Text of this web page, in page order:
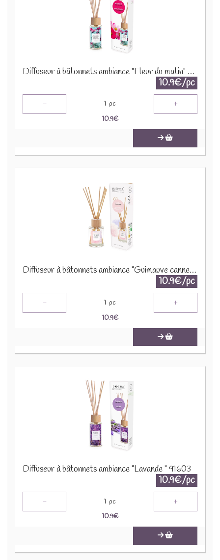
Diffuseur à bâtonnets ambiance "Fleur du matin" 91447
10.9€/pc
- 1 pc +
10.9€
Diffuseur à bâtonnets ambiance "Guimauve canneberge" 91441
10.9€/pc
- 1 pc +
10.9€
Diffuseur à bâtonnets ambiance "Lavande " 91603
10.9€/pc
- 1 pc +
10.9€